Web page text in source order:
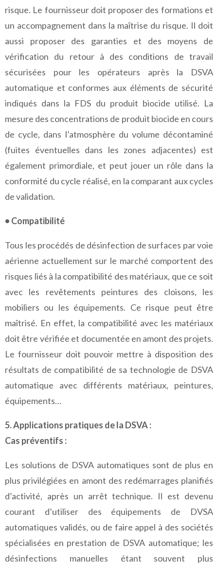
risque. Le fournisseur doit proposer des formations et
un accompagnement dans la maîtrise du risque. Il doit
aussi proposer des garanties et des moyens de
vérification du retour à des conditions de travail
sécurisées pour les opérateurs après la DSVA
automatique et conformes aux éléments de sécurité
indiqués dans la FDS du produit biocide utilisé. La
mesure des concentrations de produit biocide en cours
de cycle, dans l’atmosphère du volume décontaminé
(fuites éventuelles dans les zones adjacentes) est
également primordiale, et peut jouer un rôle dans la
conformité du cycle réalisé, en la comparant aux cycles
de validation.
• Compatibilité
Tous les procédés de désinfection de surfaces par voie
aérienne actuellement sur le marché comportent des
risques liés à la compatibilité des matériaux, que ce soit
avec les revêtements peintures des cloisons, les
mobiliers ou les équipements. Ce risque peut être
maîtrisé. En effet, la compatibilité avec les matériaux
doit être vérifiée et documentée en amont des projets.
Le fournisseur doit pouvoir mettre à disposition des
résultats de compatibilité de sa technologie de DSVA
automatique avec différents matériaux, peintures,
équipements…
5. Applications pratiques de la DSVA :
Cas préventifs :
Les solutions de DSVA automatiques sont de plus en
plus privilégiées en amont des redémarrages planifiés
d’activité, après un arrêt technique. Il est devenu
courant d’utiliser des équipements de DVSA
automatiques validés, ou de faire appel à des sociétés
spécialisées en prestation de DSVA automatique; les
désinfections manuelles étant souvent plus